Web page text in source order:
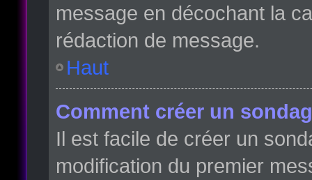
message en décochant la
rédaction de message.
Haut
Comment créer un
Il est facile de créer un
modification du premier